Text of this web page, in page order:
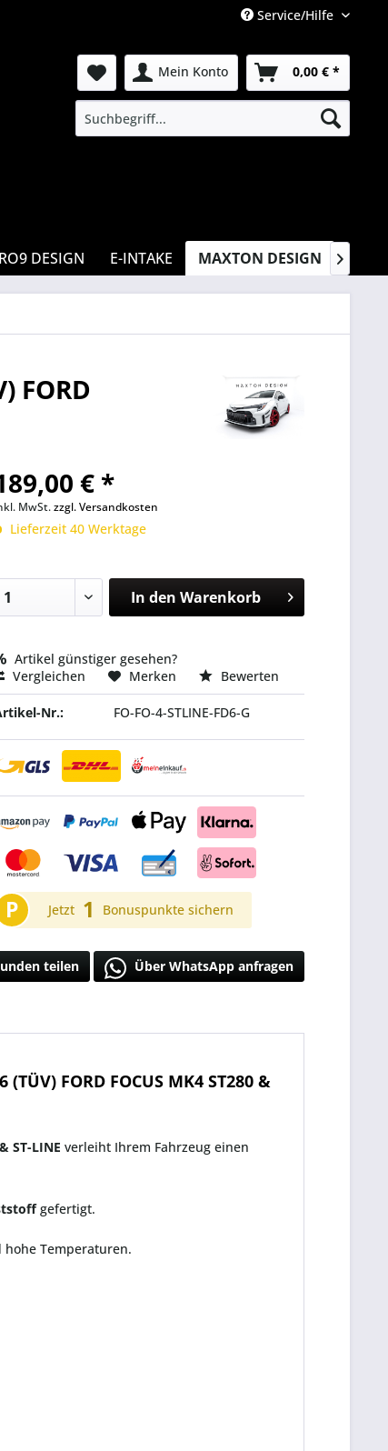
Service/Hilfe
Mein Konto 0,00 € *
DESIGN E-INTAKE MAXTON DESIGN 
FORD
€ *
MwSt.zzgl. Versandkosten
Lieferzeit 40 Werktage
In den Warenkorb
Artikel günstiger gesehen?
Vergleichen
Merken Bewerten
Nr.: FO-FO-4-STLINE-FD6-G
P Jetzt 1 Bonuspunkte sichern
teilen Über WhatsApp anfragen
FORD FOCUS MK4 ST280 &
ST-LINE verleiht Ihrem Fahrzeug einen
gefertigt.
hohe Temperaturen.